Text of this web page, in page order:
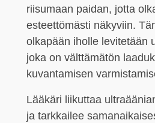
riisumaan paidan, jotta
esteettömästi näkyviin.
olkapään iholle levitetään
joka on välttämätön
kuvantamisen
Lääkäri liikuttaa
ja tarkkailee